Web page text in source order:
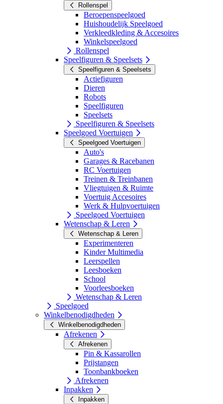
Rollenspel
Beroepenspeelgoed
Huishoudelijk Speelgoed
Verkleedkleding & Accesoires
Winkelspeelgoed
Rollenspel
Speelfiguren & Speelsets
Speelfiguren & Speelsets
Actiefiguren
Dieren
Robots
Speelfiguren
Speelsets
Speelfiguren & Speelsets
Speelgoed Voertuigen
Speelgoed Voertuigen
Auto's
Garages & Racebanen
RC Voertuigen
Treinen & Treinbanen
Vliegtuigen & Ruimte
Voertuig Accesoires
Werk & Hulpvoertuigen
Speelgoed Voertuigen
Wetenschap & Leren
Wetenschap & Leren
Experimenteren
Kinder Multimedia
Leerspellen
Leesboeken
School
Voorleesboeken
Wetenschap & Leren
Speelgoed
Winkelbenodigdheden
Winkelbenodigdheden
Afrekenen
Afrekenen
Pin & Kassarollen
Prijstangen
Toonbankboeken
Afrekenen
Inpakken
Inpakken